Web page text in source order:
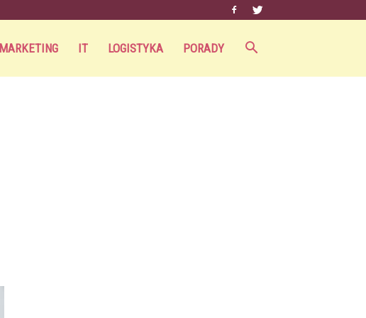
MARKETING IT LOGISTYKA PORADY